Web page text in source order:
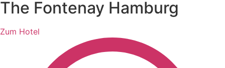
The Fontenay Hamburg
Zum Hotel